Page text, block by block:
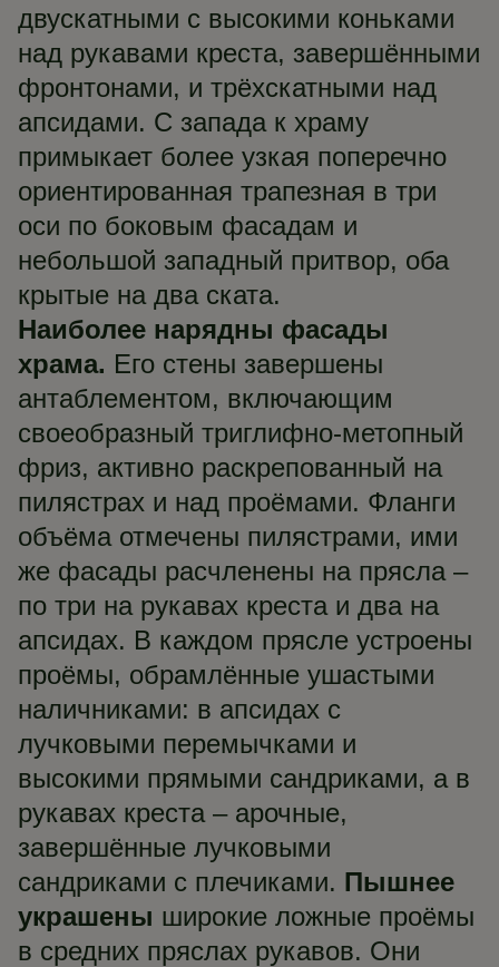
двускатными с высокими коньками
над рукавами креста, завершёнными
фронтонами, и трёхскатными над
апсидами. С запада к храму
примыкает более узкая поперечно
ориентированная трапезная в три
оси по боковым фасадам и
небольшой западный притвор, оба
крытые на два ската.
Наиболее нарядны фасады
храма. Его стены завершены
антаблементом, включающим
своеобразный триглифно-метопный
фриз, активно раскрепованный на
пилястрах и над проёмами. Фланги
объёма отмечены пилястрами, ими
же фасады расчленены на прясла –
по три на рукавах креста и два на
апсидах. В каждом прясле устроены
проёмы, обрамлённые ушастыми
наличниками: в апсидах с
лучковыми перемычками и
высокими прямыми сандриками, а в
рукавах креста – арочные,
завершённые лучковыми
сандриками с плечиками. Пышнее
украшены широкие ложные проёмы
в средних пряслах рукавов. Они